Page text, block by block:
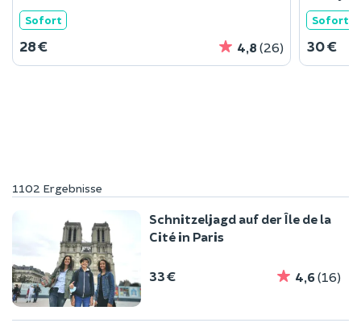
Sofort
28 € 4,8 (26)
Sofort
30 €
1102 Ergebnisse
Schnitzeljagd auf der Île de la
Cité in Paris
33 € 4,6(16)